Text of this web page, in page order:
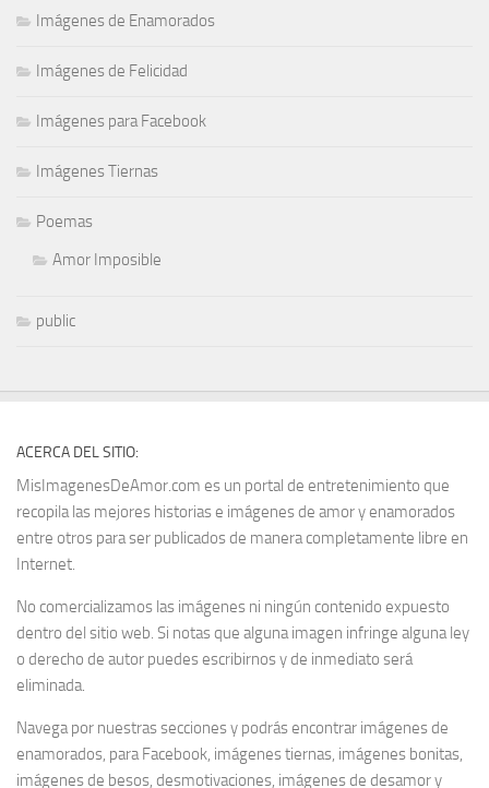
Imágenes de Enamorados
Imágenes de Felicidad
Imágenes para Facebook
Imágenes Tiernas
Poemas
Amor Imposible
public
ACERCA DEL SITIO:
MisImagenesDeAmor.com es un portal de entretenimiento que
recopila las mejores historias e imágenes de amor y enamorados
entre otros para ser publicados de manera completamente libre en
Internet.
No comercializamos las imágenes ni ningún contenido expuesto
dentro del sitio web. Si notas que alguna imagen infringe alguna ley
o derecho de autor puedes escribirnos y de inmediato será
eliminada.
Navega por nuestras secciones y podrás encontrar imágenes de
enamorados, para Facebook, imágenes tiernas, imágenes bonitas,
imágenes de besos, desmotivaciones, imágenes de desamor y